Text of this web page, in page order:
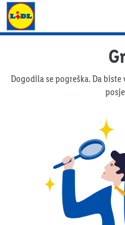
Lidl katalog
Dogodila se pogreška. Da